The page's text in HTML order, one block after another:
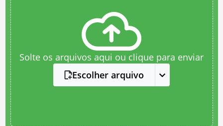
Solte os arquivos aqui ou clique para enviar
Escolher arquivo